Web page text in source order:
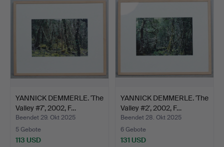
YANNICK DEMMERLE. 'The
Valley #7', 2002, F…
Beendet 29. Okt 2025
5 Gebote
113 USD
YANNICK DEMMERLE. 'The
Valley #2', 2002, F…
Beendet 28. Okt 2025
6 Gebote
131 USD